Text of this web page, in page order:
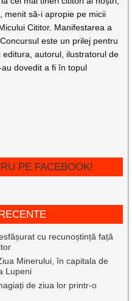
menit să-i apropie pe micii
Cititor. Manifestarea a
este un prilej pentru
autorul, ilustratorul de
dovedit a fi în topul
PE FACEBOOK!
cu recunoștință față
Minerului, în capitala de
Lupeni
de ziua lor printr-o